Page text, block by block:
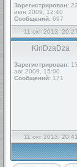
Зарегистрирован: 22
июн 2009, 12:40
Сообщений: 697
11 окт 2013, 20:27
KinDzaDza
Зарегистрирован: 13
авг 2009, 15:00
Сообщений: 171
11 окт 2013, 20:41